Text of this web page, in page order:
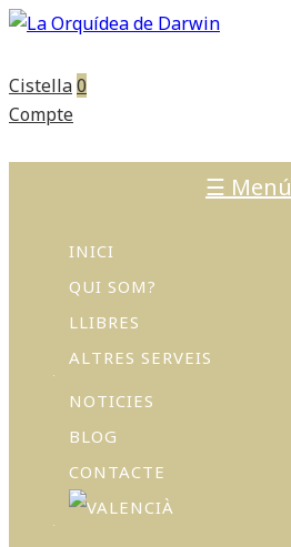
Cistella0
Compte
☰ Menú
INICI
QUI SOM?
LLIBRES
ALTRES SERVEIS
ACTIVITATS
TALLERS
CONTES
PERSONALIZATS
NOTICIES
BLOG
CONTACTE